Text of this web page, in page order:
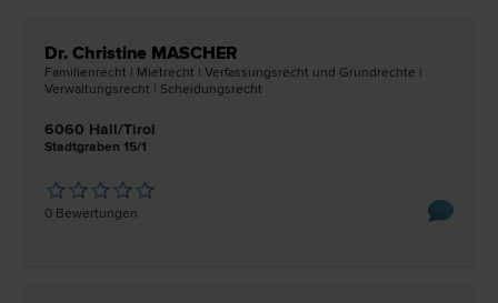
Dr. Christine MASCHER
Familien­recht | Miet­recht | Verfassungs­recht und Grund­rechte |
Verwaltungs­recht | Scheidungs­recht
6060 Hall/Tirol
Stadtgraben 15/1
0 Bewertungen